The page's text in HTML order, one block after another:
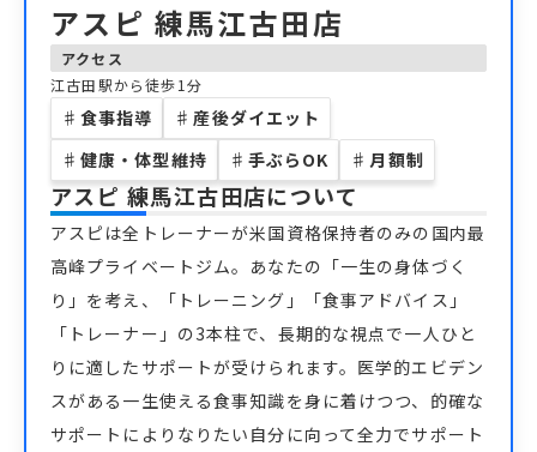
アスピ 練馬江古田店
アクセス
江古田駅から徒歩1分
♯ 食事指導 ♯ 産後ダイエット
♯ 健康・体型維持 ♯ 手ぶらOK ♯ 月額制
アスピ 練馬江古田店について
アスピは全トレーナーが米国資格保持者のみの国内最
高峰プライベートジム。あなたの「一生の身体づく
り」を考え、「トレーニング」「食事アドバイス」
「トレーナー」の3本柱で、長期的な視点で一人ひと
りに適したサポートが受けられます。医学的エビデン
スがある一生使える食事知識を身に着けつつ、的確な
サポートによりなりたい自分に向って全力でサポート